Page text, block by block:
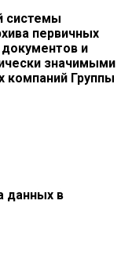
системы
первичных
и
значимыми
компаний Группы
данных в